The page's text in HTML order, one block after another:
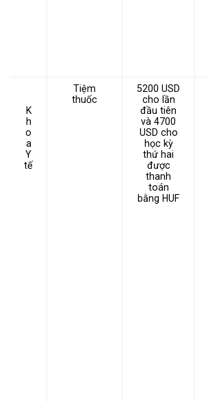
K
h
o
a
Y
tế
Tiệm
thuốc
5200 USD
cho lần
đầu tiên
và 4700
USD cho
học kỳ
thứ hai
được
thanh
toán
bằng HUF